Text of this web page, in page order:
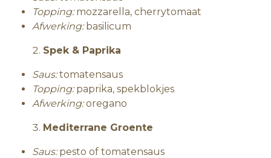
Topping:mozzarella, cherrytomaat
Afwerking:basilicum
Spek & Paprika
Saus:tomatensaus
Topping:paprika, spekblokjes
Afwerking:oregano
Mediterrane Groente
Saus:pesto of tomatensaus